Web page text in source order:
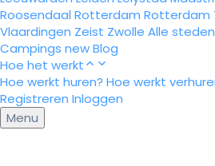
Roosendaal Rotterdam Rotterdam
Vlaardingen Zeist Zwolle Alle steden
Campings newBlog
Hoe het werkt
Hoe werkt huren? Hoe werkt
Registreren Inloggen
Menu